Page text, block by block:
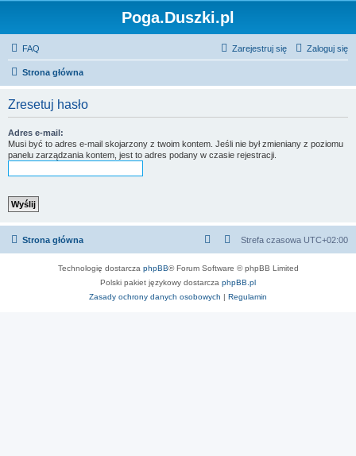
Poga.Duszki.pl
FAQ Zaloguj się
Zarejestruj się
Strona główna
Zresetuj hasło
Adres e-mail:
Musi być to adres e-mail skojarzony z twoim kontem. Jeśli nie był zmieniany z poziomu
panelu zarządzania kontem, jest to adres podany w czasie rejestracji.
Strona główna Strefa czasowa UTC+02:00
Technologię dostarcza phpBB® Forum Software © phpBB Limited
Polski pakiet językowy dostarcza phpBB.pl
Zasady ochrony danych osobowych | Regulamin